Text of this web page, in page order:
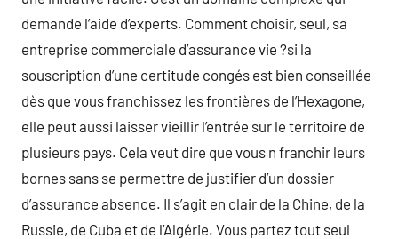
demande l’aide d’experts. Comment choisir, seul, sa
entreprise commerciale d’assurance vie ?si la
souscription d’une certitude congés est bien conseillée
dès que vous franchissez les frontières de l’Hexagone,
elle peut aussi laisser vieillir l’entrée sur le territoire de
plusieurs pays. Cela veut dire que vous n franchir leurs
bornes sans se permettre de justifier d’un dossier
d’assurance absence. Il s’agit en clair de la Chine, de la
Russie, de Cuba et de l’Algérie. Vous partez tout seul